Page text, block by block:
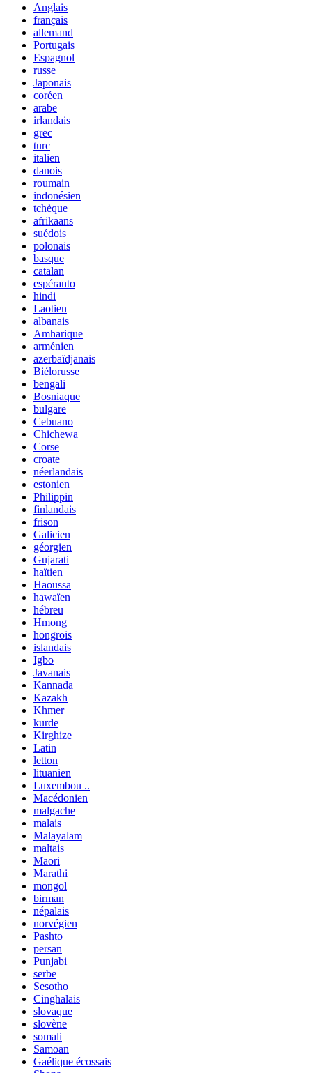
Anglais
français
allemand
Portugais
Espagnol
russe
Japonais
coréen
arabe
irlandais
grec
turc
italien
danois
roumain
indonésien
tchèque
afrikaans
suédois
polonais
basque
catalan
espéranto
hindi
Laotien
albanais
Amharique
arménien
azerbaïdjanais
Biélorusse
bengali
Bosniaque
bulgare
Cebuano
Chichewa
Corse
croate
néerlandais
estonien
Philippin
finlandais
frison
Galicien
géorgien
Gujarati
haïtien
Haoussa
hawaïen
hébreu
Hmong
hongrois
islandais
Igbo
Javanais
Kannada
Kazakh
Khmer
kurde
Kirghize
Latin
letton
lituanien
Luxembou ..
Macédonien
malgache
malais
Malayalam
maltais
Maori
Marathi
mongol
birman
népalais
norvégien
Pashto
persan
Punjabi
serbe
Sesotho
Cinghalais
slovaque
slovène
somali
Samoan
Gaélique écossais